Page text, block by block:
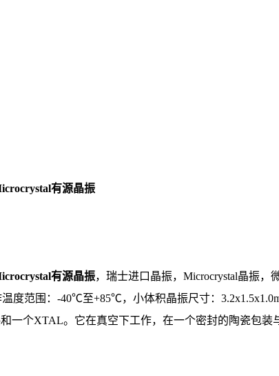
有源晶振
有源晶振，瑞士进口晶振，Microcrystal晶振，
度范围：-40℃至+85℃，小体积晶振尺寸：
一个XTAL。它在真空下工作，在一个密封的陶瓷包